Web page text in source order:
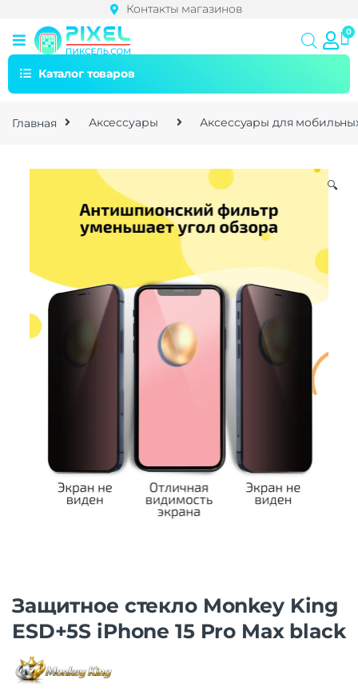
Контакты магазинов
Каталог товаров
Главная Аксессуары Аксессуары для
🔍
Защитнoe cтекло Monkey King
ESD+5S iPhone 15 Pro Max black